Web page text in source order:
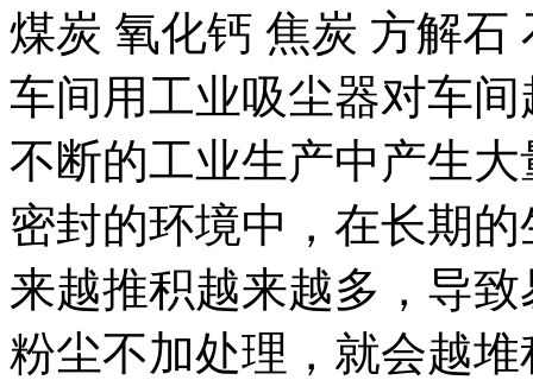
煤炭 氧化钙 焦炭 方解石
车间用工业吸尘器对车
不断的工业生产中产生
密封的环境中，在长期
来越推积越来越多，导
粉尘不加处理，就会越